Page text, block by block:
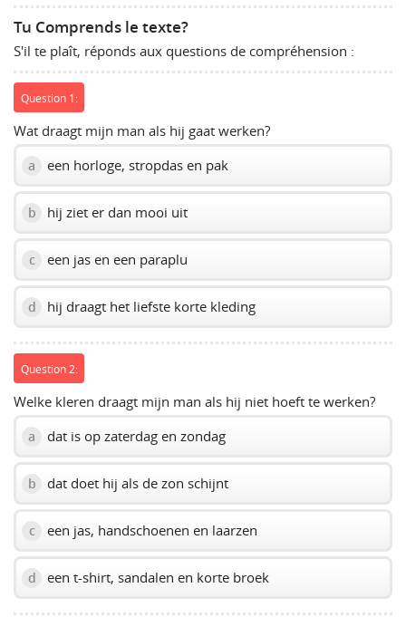
volume
Tu Comprends le texte?
S'il te plaît, réponds aux questions de compréhension :
Question 1:
Wat draagt mijn man als hij gaat werken?
a een horloge, stropdas en pak
b hij ziet er dan mooi uit
c een jas en een paraplu
d hij draagt het liefste korte kleding
Question 2:
Welke kleren draagt mijn man als hij niet hoeft te werken?
a dat is op zaterdag en zondag
b dat doet hij als de zon schijnt
c een jas, handschoenen en laarzen
d een t-shirt, sandalen en korte broek